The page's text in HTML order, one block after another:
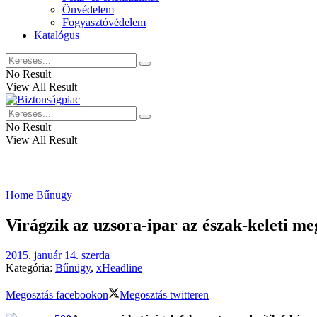
Önvédelem
Fogyasztóvédelem
Katalógus
No Result
View All Result
No Result
View All Result
Home Bűnügy
Virágzik az uzsora-ipar az észak-keleti
2015. január 14. szerda
Kategória: Bűnügy, xHeadline
Megosztás facebookon
Megosztás twitteren